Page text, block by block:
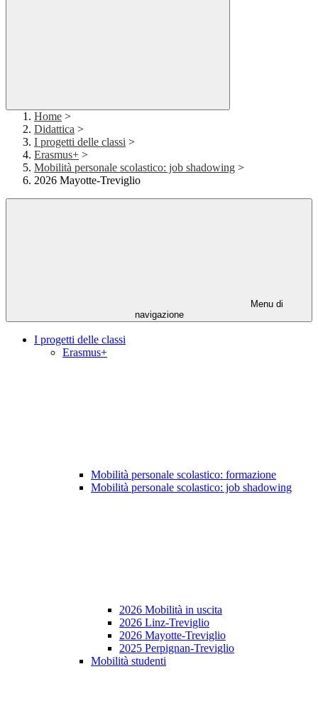
Home >
Didattica >
I progetti delle classi >
Erasmus+ >
Mobilità personale scolastico: job shadowing >
2026 Mayotte-Treviglio
Menu di
navigazione
I progetti delle classi
Erasmus+
Mobilità personale scolastico: formazione
Mobilità personale scolastico: job shadowing
2026 Mobilità in uscita
2026 Linz-Treviglio
2026 Mayotte-Treviglio
2025 Perpignan-Treviglio
Mobilità studenti